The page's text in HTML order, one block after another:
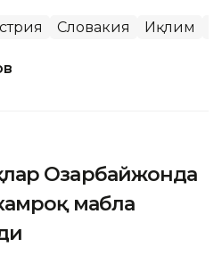
Словакия Иқлим
Озарбайжонда
маблағ